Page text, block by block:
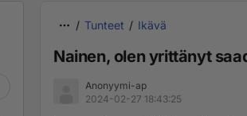
Tunteet Ikävä
Nainen, olen yrittänyt
Anonyymi-ap
2024-02-27 18:43:25